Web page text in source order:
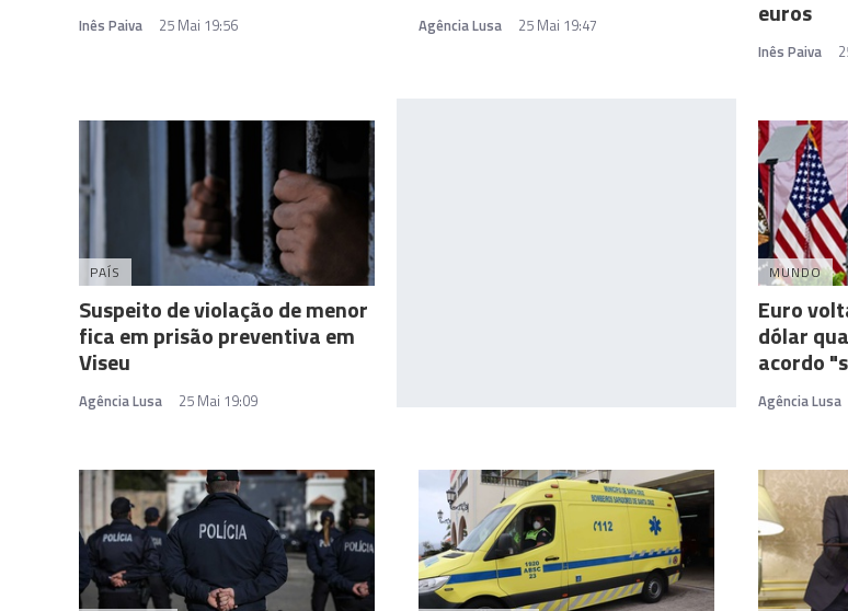
Inês Paiva 25 Mai 19:56 Agência Lusa 25 Mai 19:47 euros
Inês Paiva
PAÍS
Suspeito de violação de menor
fica em prisão preventiva em
Viseu
Agência Lusa 25 Mai 19:09
MUNDO
Euro
dólar
acordo
Agência Lusa